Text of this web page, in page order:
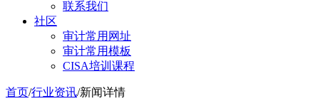
联系我们
社区
审计常用网址
审计常用模板
CISA培训课程
首页/行业资讯/新闻详情